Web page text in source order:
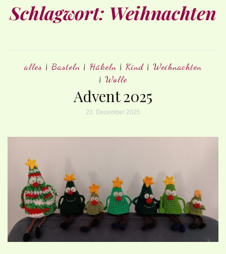
Schlagwort: Weihnachten
alles | Basteln | Häkeln | Kind | Weihnachten
| Wolle
Advent 2025
23. Dezember 2025